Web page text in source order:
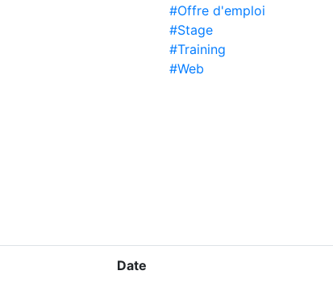
#Offre d'emploi
#Stage
#Training
#Web
Date